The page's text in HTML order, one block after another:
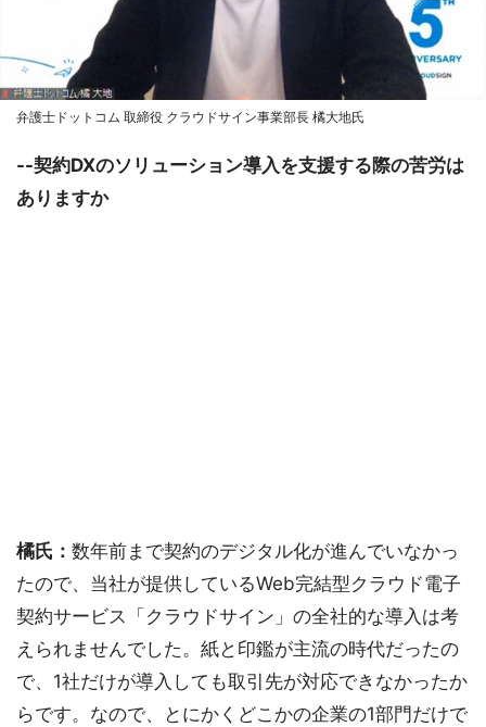
弁護士ドットコム 取締役 クラウドサイン事業部長 橘大地氏
--契約DXのソリューション導入を支援する際の苦労は
ありますか
橘氏： 数年前まで契約のデジタル化が進んでいなかっ
たので、当社が提供しているWeb完結型クラウド電子
契約サービス「クラウドサイン」の全社的な導入は考
えられませんでした。紙と印鑑が主流の時代だったの
で、1社だけが導入しても取引先が対応できなかったか
らです。なので、とにかくどこかの企業の1部門だけで